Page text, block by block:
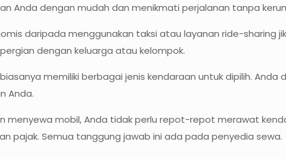
Anda dengan mudah dan menikmati perjalanan tanpa
daripada menggunakan taksi atau layanan ride-sharing
dengan keluarga atau kelompok.
memiliki berbagai jenis kendaraan untuk dipilih. Anda
Anda.
menyewa mobil, Anda tidak perlu repot-repot merawat
pajak. Semua tanggung jawab ini ada pada penyedia sewa.